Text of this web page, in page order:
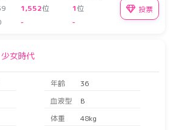
1,552位 1位
- -
投票
少女時代
年齢
36
血液型
B
体重
48kg